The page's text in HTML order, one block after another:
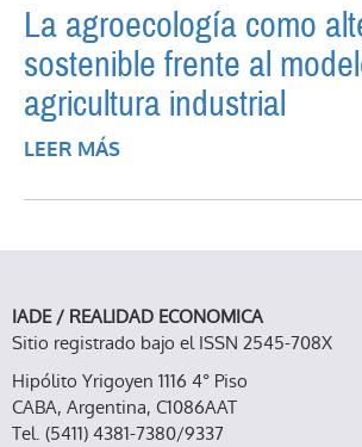
La agroecología como
sostenible frente al
agricultura industrial
LEER MÁS
MODELO DE
IADE / REALIDAD ECONOMICA
Sitio registrado bajo el ISSN 2545-708X
Hipólito Yrigoyen 1116 4° Piso
CABA, Argentina, C1086AAT
Tel. (5411) 4381-7380/9337